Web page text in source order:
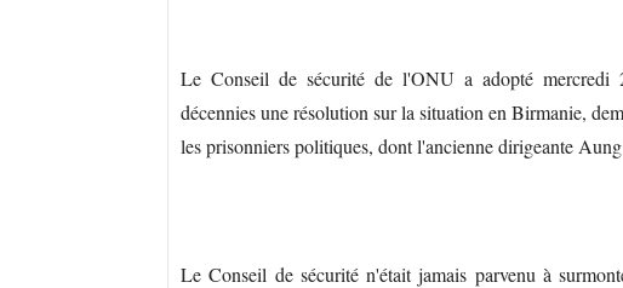
Le Conseil de sécurité de l'ONU a adopté mercredi
décennies une résolution sur la situation en Birmanie,
les prisonniers politiques, dont l'ancienne dirigeante
Le Conseil de sécurité n'était jamais parvenu à